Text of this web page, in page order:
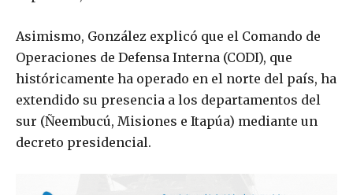
Asimismo, González explicó que el Comando de
Operaciones de Defensa Interna (CODI), que
históricamente ha operado en el norte del país, ha
extendido su presencia a los departamentos del
sur (Ñeembucú, Misiones e Itapúa) mediante un
decreto presidencial.